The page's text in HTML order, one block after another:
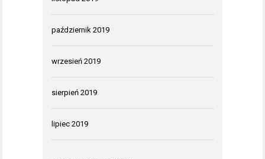
październik 2019
wrzesień 2019
sierpień 2019
lipiec 2019